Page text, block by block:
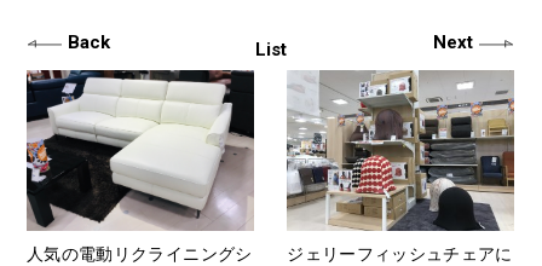
Back
人気の電動リクライニングシ
ジェリーフィッシュチェアに
Next
List